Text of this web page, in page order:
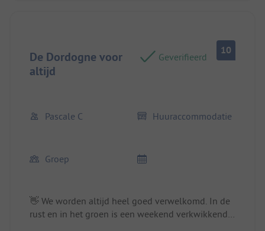
De Dordogne voor
altijd
Geverifieerd
10
Pascale C Huuraccommodatie
Groep
👋 We worden altijd heel goed verwelkomd. In de
rust en in het groen is een weekend verkwikkend.